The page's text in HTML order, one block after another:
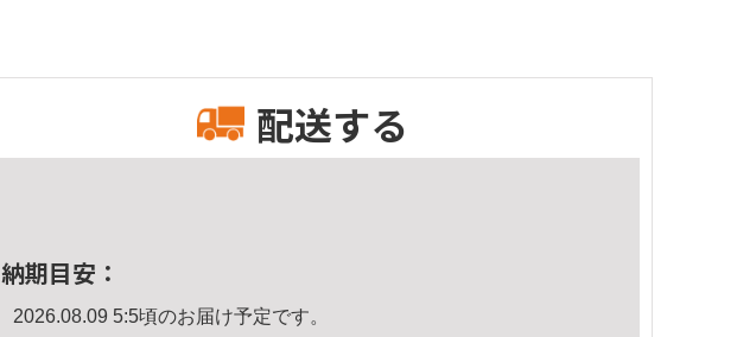
配送する
納期目安：
2026.08.09 5:5頃のお届け予定です。